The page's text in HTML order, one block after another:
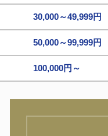
30,000～49,999円
50,000～99,999円
100,000円～